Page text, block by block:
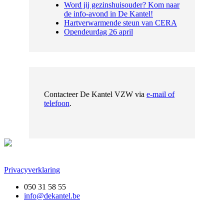
Word jij gezinshuisouder? Kom naar
de info-avond in De Kantel!
Hartverwarmende steun van CERA
Opendeurdag 26 april
Contacteer De Kantel VZW via e-mail of
telefoon.
Privacyverklaring
050 31 58 55
info@dekantel.be